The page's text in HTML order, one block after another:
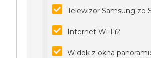
Telewizor Samsung ze
Internet Wi-Fi2
Widok z okna